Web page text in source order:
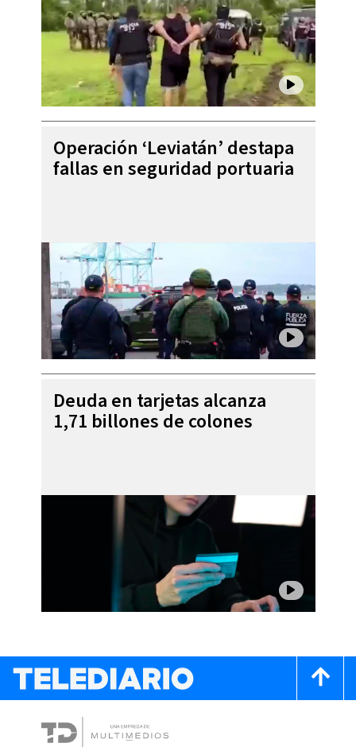
Operación ‘Leviatán’ destapa
fallas en seguridad portuaria
Deuda en tarjetas alcanza
1,71 billones de colones